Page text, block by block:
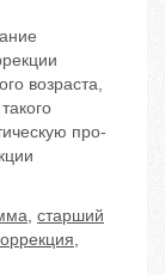
возраста,
про-
, старший
,